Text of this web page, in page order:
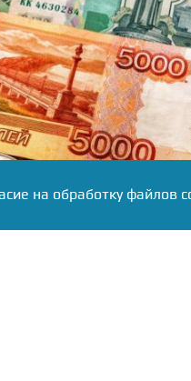
на обработку файлов